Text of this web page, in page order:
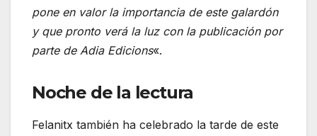
pone en valor la importancia de este galardón
y que pronto verá la luz con la publicación por
parte de Adia Edicions«.
Noche de la lectura
Felanitx también ha celebrado la tarde de este